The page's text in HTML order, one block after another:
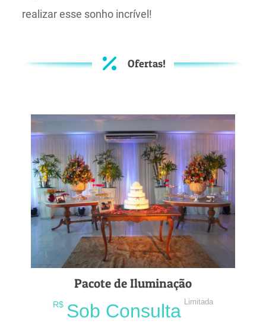
realizar esse sonho incrível!
Ofertas!
Pacote de Iluminação
R$ Sob Consulta Limitada